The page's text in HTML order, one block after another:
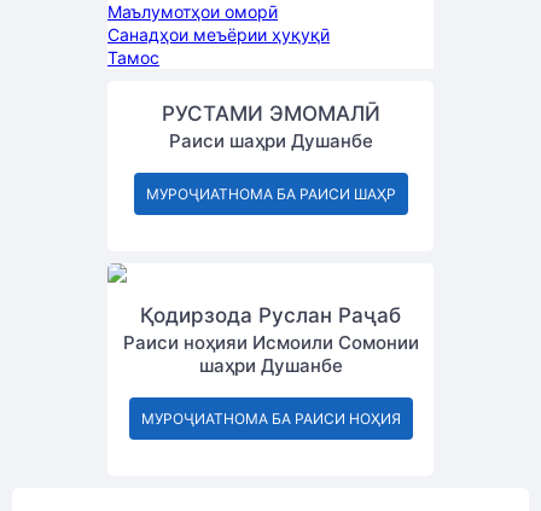
Маълумотҳои оморӣ
Санадҳои меъёрии ҳуқуқӣ
Тамос
РУСТАМИ ЭМОМАЛӢ
Раиси шаҳри Душанбе
МУРОҶИАТНОМА БА РАИСИ ШАҲР
Қодирзода Руслан Раҷаб
Раиси ноҳияи Исмоили Сомонии
шаҳри Душанбе
МУРОҶИАТНОМА БА РАИСИ НОҲИЯ